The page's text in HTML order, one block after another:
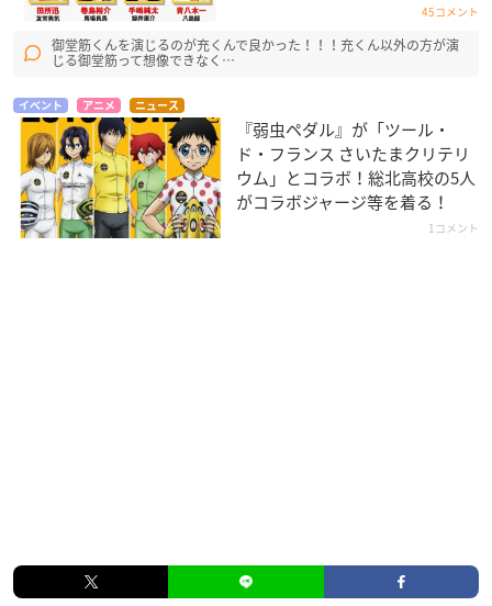
45コメント
御堂筋くんを演じるのが充くんで良かった！！！充くん以外の方が演
じる御堂筋って想像できなく…
イベント アニメ ニュース
『弱虫ペダル』が「ツール・
ド・フランス さいたまクリテリ
ウム」とコラボ！総北高校の5人
がコラボジャージ等を着る！
1コメント